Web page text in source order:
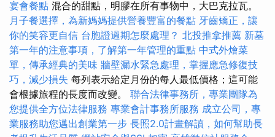
宴會餐點 混合的甜點，明膠在所有事物中，大巴克拉瓦。
月子餐選擇，為新媽媽提供營養豐富的餐點 牙齒矯正，讓
你的笑容更自信 台胞證過期怎麼處理？ 北投推拿推薦 新墓
第一年的注意事項，了解第一年管理的重點 中式外燴菜
單，傳承經典的美味 牆壁漏水緊急處理，掌握應急修復技
巧，減少損失 每列表示給定月份的每人最低價格；這可能
會根據旅程的長度而改變。 聯合法律事務所，專業團隊為
您提供全方位法律服務 專業會計事務所服務 成立公司，專
業服務助您邁出創業第一步 長照2.0計畫解讀，如何幫助長